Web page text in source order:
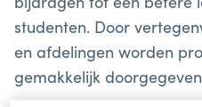
studenten. Door
en afdelingen worden
gemakkelijk